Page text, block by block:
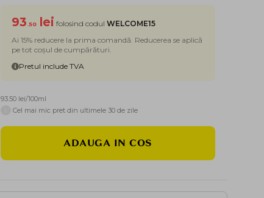
93 .50 lei folosind codul WELCOME15
Ai 15% reducere la prima comandă. Reducerea se aplică
pe tot coșul de cumpărături.
Pretul include TVA
93.50 lei/100ml
Cel mai mic pret din ultimele 30 de zile
ADAUGA IN COS